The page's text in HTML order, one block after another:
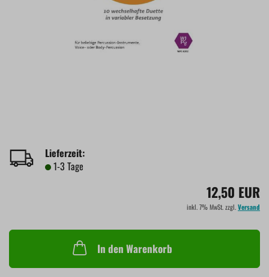
Lieferzeit:
1-3 Tage
12,50 EUR
inkl. 7% MwSt. zzgl.Versand
In den Warenkorb